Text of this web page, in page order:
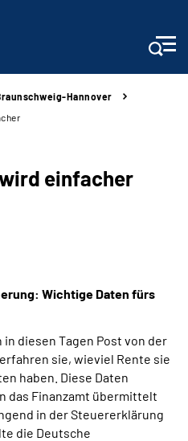
(DGS)
Hannover
einfacher
Wichtige Daten fürs
diesen Tagen Post von der
sie, wieviel Rente sie
haben. Diese Daten
das Finanzamt übermittelt
in der Steuererklärung
die Deutsche